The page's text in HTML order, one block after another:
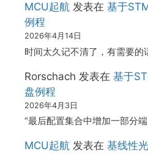
MCU起航 发表在 基于
例程
2026年4月14日
时间太久记不清了，有需要
Rorschach 发表在 基于
盘例程
2026年4月3日
“最后配置集合中增加一部分
MCU起航 发表在 基线性